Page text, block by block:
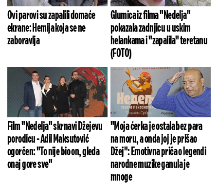
Ovi parovi su zapalili domaće
ekrane: Hemija koja se ne
zaboravlja
Glumica iz filma "Nedelja"
pokazala zadnjicu u uskim
helankama i "zapalila" teretanu
(FOTO)
Film "Nedelja" skrnavi Džejevu
porodicu - Adil Maksutović
ogorčen: "To nije bio on, gleda
onaj gore sve"
"Moja ćerka je ostala bez para
na moru, a onda joj je prišao
Džej": Emotivna priča o legendi
narodne muzike ganula je
mnoge